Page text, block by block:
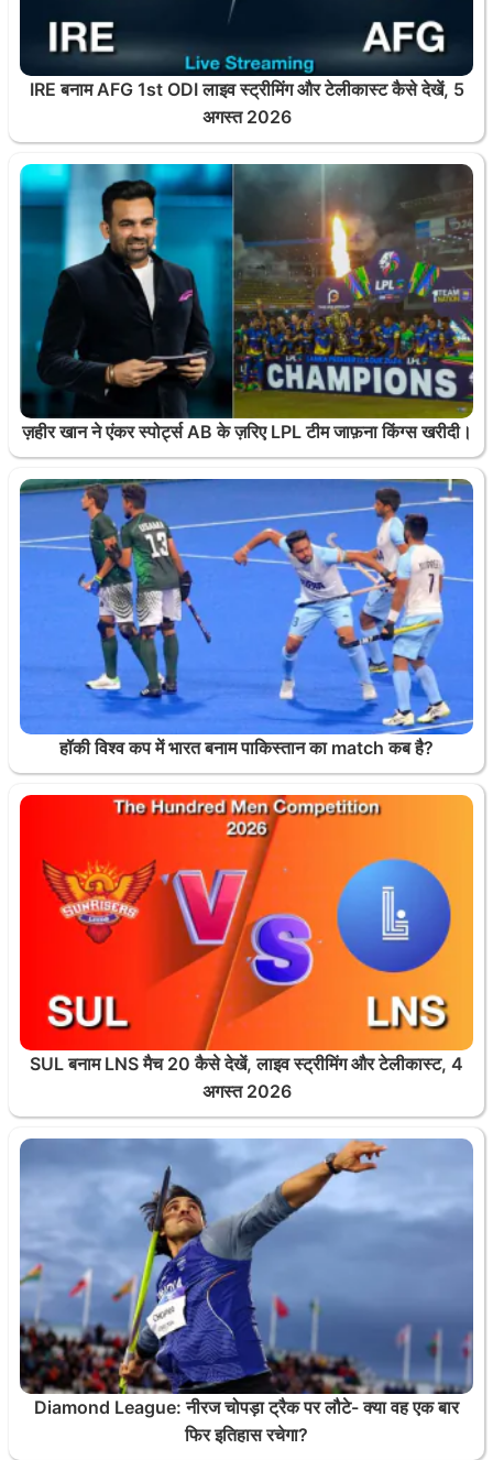
IRE बनाम AFG 1st ODI लाइव स्ट्रीमिंग और टेलीकास्ट कैसे देखें, 5
अगस्त 2026
ज़हीर खान ने एंकर स्पोर्ट्स AB के ज़रिए LPL टीम जाफ़ना किंग्स खरीदी।
हॉकी विश्व कप में भारत बनाम पाकिस्तान का match कब है?
SUL बनाम LNS मैच 20 कैसे देखें, लाइव स्ट्रीमिंग और टेलीकास्ट, 4
अगस्त 2026
Diamond League: नीरज चोपड़ा ट्रैक पर लौटे- क्या वह एक बार
फिर इतिहास रचेगा?